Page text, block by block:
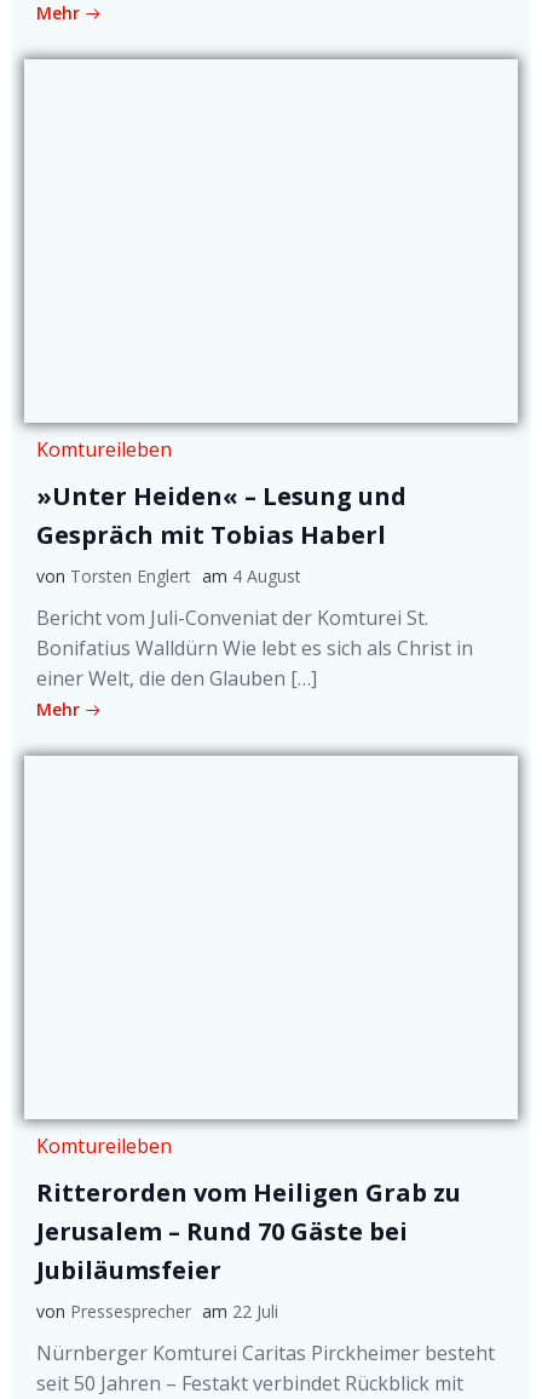
Mehr
Komtureileben
»Unter Heiden« – Lesung und
Gespräch mit Tobias Haberl
von Torsten Englert am 4 August
Bericht vom Juli-Conveniat der Komturei St.
Bonifatius Walldürn Wie lebt es sich als Christ in
einer Welt, die den Glauben […]
Mehr
Komtureileben
Ritterorden vom Heiligen Grab zu
Jerusalem – Rund 70 Gäste bei
Jubiläumsfeier
von Pressesprecher am 22 Juli
Nürnberger Komturei Caritas Pirckheimer besteht
seit 50 Jahren – Festakt verbindet Rückblick mit